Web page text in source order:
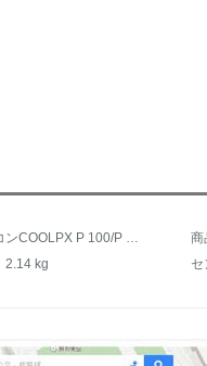
商品名：ニコンCOOLPX P 100/P 900 Sカメラ軽便型長焦点デジタルカメラP 900 Sコース5 商
2.14 kg
セ